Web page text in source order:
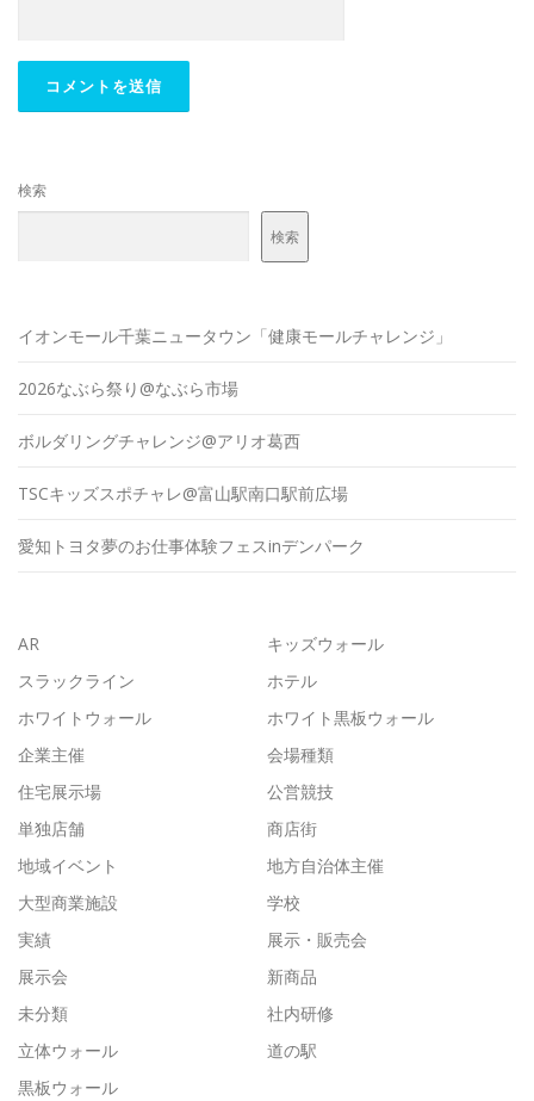
検索
検索
イオンモール千葉ニュータウン「健康モールチャレンジ」
2026なぶら祭り@なぶら市場
ボルダリングチャレンジ@アリオ葛西
TSCキッズスポチャレ@富山駅南口駅前広場
愛知トヨタ夢のお仕事体験フェスinデンパーク
AR
キッズウォール
スラックライン
ホテル
ホワイトウォール
ホワイト黒板ウォール
企業主催
会場種類
住宅展示場
公営競技
単独店舗
商店街
地域イベント
地方自治体主催
大型商業施設
学校
実績
展示・販売会
展示会
新商品
未分類
社内研修
立体ウォール
道の駅
黒板ウォール